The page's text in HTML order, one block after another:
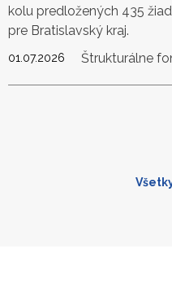
kolu predložených 435
pre Bratislavský kraj.
01.07.2026 Štrukturálne